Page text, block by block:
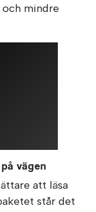
och mindre
vägen
att läsa
står det